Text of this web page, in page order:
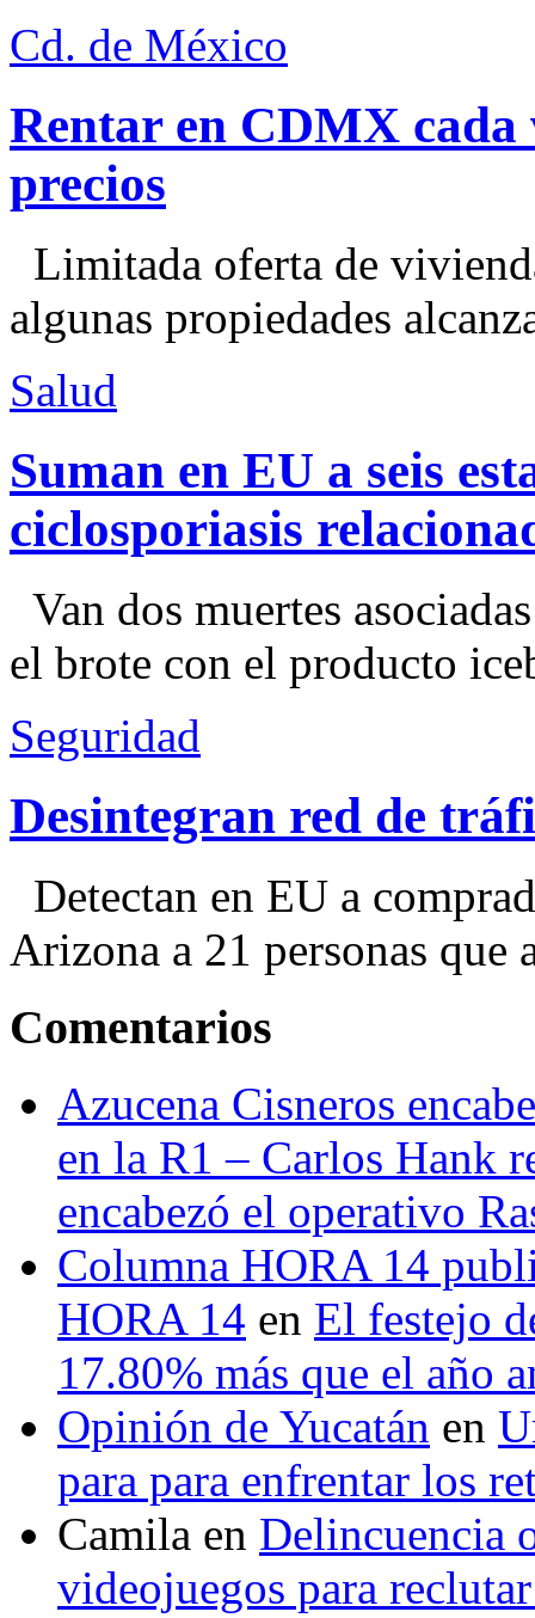
Cd. de México
Rentar en CDMX cada
precios
Limitada oferta de
algunas propiedades
Salud
Suman en EU a seis
ciclosporiasis
Van dos muertes
el brote con el producto
Seguridad
Desintegran red de
Detectan en EU a
Arizona a 21 personas que
Comentarios
Azucena Cisneros
en la R1 – Carlos Hank
encabezó el operativo
Columna HORA 14
HORA 14 en El festejo
17.80% más que el año
Opinión de Yucatán en
para para enfrentar los
Camila en Delincuencia
videojuegos para